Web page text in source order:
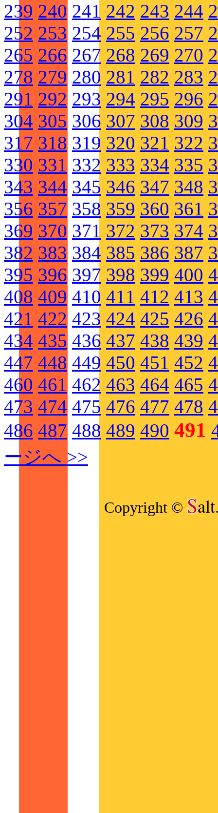
239 240 241 242 243 244
252 253 254 255 256 257
265 266 267 268 269 270
278 279 280 281 282 283
291 292 293 294 295 296
304 305 306 307 308 309
317 318 319 320 321 322
330 331 332 333 334 335
343 344 345 346 347 348
356 357 358 359 360 361
369 370 371 372 373 374
382 383 384 385 386 387
395 396 397 398 399 400
408 409 410 411 412 413
421 422 423 424 425 426
434 435 436 437 438 439
447 448 449 450 451 452
460 461 462 463 464 465
473 474 475 476 477 478
486 487 488 489 490 491
ージへ >>
Copyright © S